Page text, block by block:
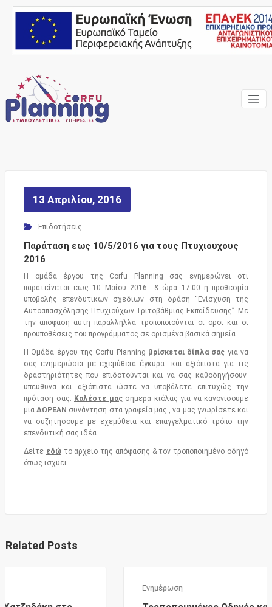
content
Ένας Σύμβουλος, δίπλα
13 Απριλίου, 2016
Επιδοτήσεις
Παράταση εως 10/5/2016 για τους Πτυχιουχους
2016
Η ομάδα έργου της Corfu Planning σας ενημερώνει οτι
παρατείνεται εως 10 Μαίου 2016 & ώρα 17:00 η προθεσμία
υποβολής επενδυτικων σχεδίων στη δράση “Ενίσχυση της
Αυτοαπασχόλησης Πτυχιούχων Τριτοβάθμιας Εκπαίδευσης”. Με
την αποφαση αυτη παραλληλλα τροποποιούνται οι οροι και οι
προυποθέσεις του προγράμματος σε ορισμένα βασικά σημεία.
Η Ομάδα έργου της Corfu Planning βρίσκεται δίπλα σας για να
σας ενημερώσει με εχεμύθεια έγκυρα και αξιόπιστα για τις
δραστηριότητες που επιδοτούνται και να σας καθοδηγήσουν
υπεύθυνα και αξιόπιστα ώστε να υποβάλετε επιτυχώς την
πρόταση σας. Καλέστε μαςσήμερα κιόλας για να κανονίσουμε
μιαΔΩΡΕΑΝ συνάντηση στα γραφεία μας , να μας γνωρίσετε και
να συζητήσουμε με εχεμύθεια και επαγγελματικό τρόπο την
επενδυτική σας ιδέα.
Δείτε εδώτο αρχείο της απόφασης & τον τροποποιημένο οδηγό
όπως ισχύει.
Related Posts